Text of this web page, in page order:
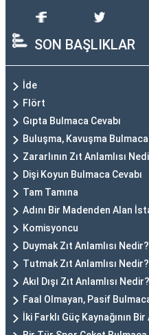
SON BAŞLIKLAR
İde
Flört
Gıpta Bulmaca Cevabı
Buluşma, Kavuşma Bulmaca
Zararlının Zıt Anlamlısı
Dişi Koyun Bulmaca Cevabı
Tam Tamına
Adını Bir Madenden Alan
Komisyoncu
Duymak Zıt Anlamlısı Nedir?
Tutmak Zıt Anlamlısı Nedir?
Akıl Dışı Zıt Anlamlısı Nedir?
Faal Olmayan, Pasif
İki Farklı Güç Kaynağının